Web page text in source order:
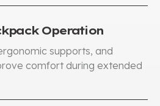
Operation
supports, and
comfort during extended